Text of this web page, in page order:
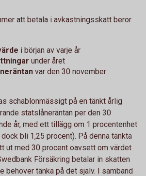
att betala i avkastningsskatt beror
i början av varje år
under året
var den 30 november
schablonmässigt på en tänkt årlig
statslåneräntan per den 30
år, med ett tillägg om 1 procentenhet
bli 1,25 procent). På denna tänkta
ut med 30 procent oavsett om värdet
Försäkring betalar in skatten
behöver tänka på det själv. I samband